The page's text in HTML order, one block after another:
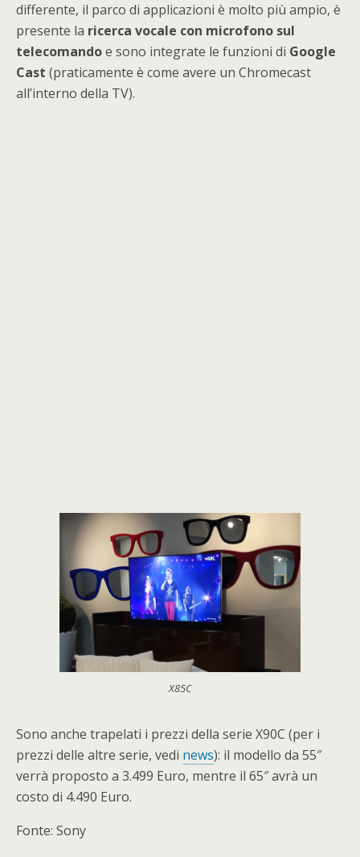
differente, il parco di applicazioni è molto più ampio, è
presente la ricerca vocale con microfono sul
telecomandoe sono integrate le funzioni di Google
Cast (praticamente è come avere un Chromecast
all’interno della TV).
X85C
Sono anche trapelati i prezzi della serie X90C (per i
prezzi delle altre serie, vedi news): il modello da 55″
verrà proposto a 3.499 Euro, mentre il 65″ avrà un
costo di 4.490 Euro.
Fonte: Sony